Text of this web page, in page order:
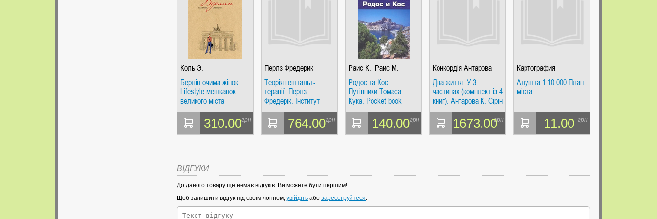
Коль Э.
Берлін очима жінок.
Lifestyle мешканок
великого міста
310.00грн
Перлз Фредерик
Теорія гештальт-
терапії. Перлз
Фредерік. Інститут
загальногуманітарних
досліджень764.00грн
Райс К., Райс М.
Родос та Кос.
Путівники Томаса
Кука. Pocket book
140.00грн
Конкордія Антарова
Два життя. У 3
частинах (комплект із 4
книг). Антарова К. Сірін
према
1673.00грн
Картография
Алушта 1:10 000 План
міста
11.00 грн
ВІДГУКИ
До даного товару ще немає відгуків. Ви можете бути першим!
Щоб залишити відгук під своїм логіном, увійдіть або зареєструйтеся.